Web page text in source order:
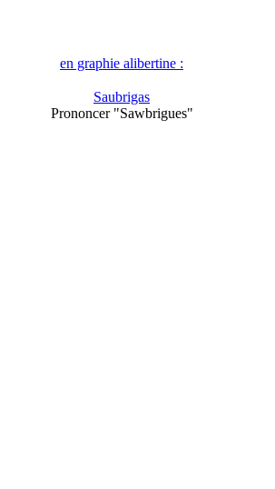
en graphie alibertine :
Saubrigas
Prononcer "Sawbrigues"